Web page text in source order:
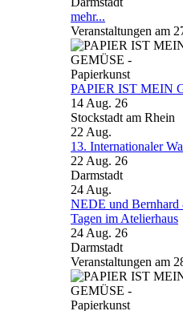
mehr...
Veranstaltungen am
PAPIER IST MEIN
14 Aug. 26
Stockstadt am Rhein
22 Aug.
13. Internationaler
22 Aug. 26
Darmstadt
24 Aug.
NEDE und Bernhard
Tagen im Atelierhaus
24 Aug. 26
Darmstadt
Veranstaltungen am